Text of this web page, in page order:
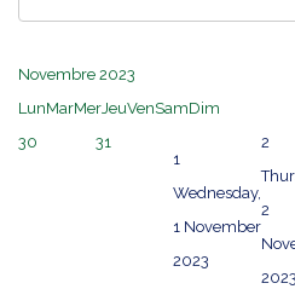
Novembre 2023
LunMarMerJeuVenSamDim
30
31
1
Wednesday,
1 November
2023
2
2
2023